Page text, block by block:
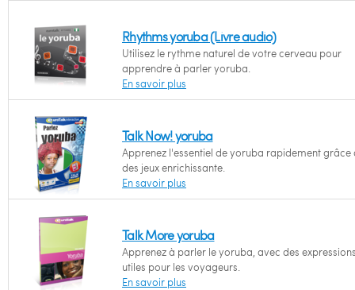
Rhythms yoruba (Livre audio)
Utilisez le rythme naturel de votre cerveau pour
apprendre à parler yoruba.
En savoir plus
Talk Now! yoruba
Apprenez l'essentiel de yoruba rapidement grâce
des jeux enrichissante.
En savoir plus
Talk More yoruba
Apprenez à parler le yoruba, avec des
utiles pour les voyageurs.
En savoir plus